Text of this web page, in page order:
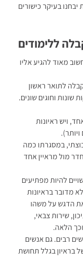
בעיקר כישורים
ללימודים
מאוד להגיע אליו
לתואר ראשון
שונות וחוגים שונים.
ויש ראיונות
במסגרתו כמה
מול מראיין אחד
להיות מפתיעים
מדובר בראיונות
את הדגש על משהו
שירות צבאי,
הלאה.
רבים. גם אנשים
בראיון בגלל תחושת